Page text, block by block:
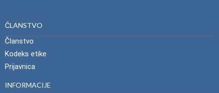
ČLANSTVO
Članstvo
Kodeks etike
Prijavnica
INFORMACIJE